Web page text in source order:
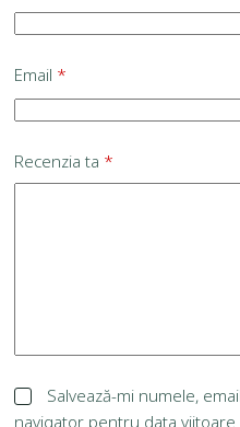
Email *
Recenzia ta *
Salvează-mi numele,
navigator pentru data viitoare